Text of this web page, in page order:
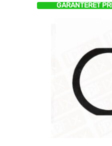
GARANTERET